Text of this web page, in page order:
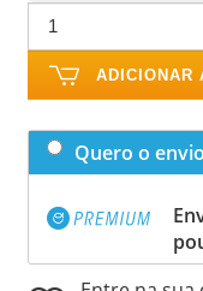
ADICIONAR
Quero o